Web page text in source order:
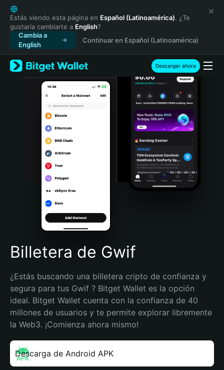
English
日本語
Tiếng Việt
Русский
Español (Latinoamérica)
Türkçe
Italiano
Português (Portugal)
Bahasa Indonesia
Português (Brasil)
Español (Argentina)
Estás viendo esta página en Español (Latinoamérica). ¿Te
gustaría cambiarte a English?
Cambia a
English
Continuar en Español (Latinoamérica)
Descargar ahora
Billetera de Gwif
¿Estás buscando una billetera cripto de confianza y
segura para tus Gwif ? Bitget Wallet es la opción
ideal. Bitget Wallet cuenta con la confianza de 40
millones de usuarios y te permite explorar libremente
la Web3. ¡Comienza ahora mismo!
Descarga de Android APK